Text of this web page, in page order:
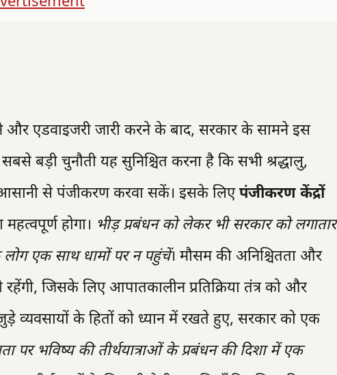
एडवाइजरी जारी करने के बाद, सरकार के सामने इस
बड़ी चुनौती यह सुनिश्चित करना है कि सभी श्रद्धालु,
आसानी से पंजीकरण करवा सकें। इसके लिएपंजीकरण केंद्रों
महत्वपूर्ण होगा। भीड़ प्रबंधन को लेकर भी सरकार को लगातार
लोग एक साथ धामों पर न पहुंचें। मौसम की अनिश्चितता और
जिसके लिए आपातकालीन प्रतिक्रिया तंत्र को और
व्यवसायों के हितों को ध्यान में रखते हुए, सरकार को एक
भविष्य की तीर्थयात्राओं के प्रबंधन की दिशा में एक